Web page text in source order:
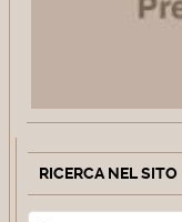
RICERCA NEL SITO
Cerca